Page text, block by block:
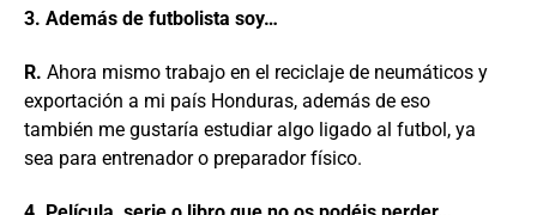
3. Además de futbolista soy…
R. Ahora mismo trabajo en el reciclaje de neumáticos y
exportación a mi país Honduras, además de eso
también me gustaría estudiar algo ligado al futbol, ya
sea para entrenador o preparador físico.